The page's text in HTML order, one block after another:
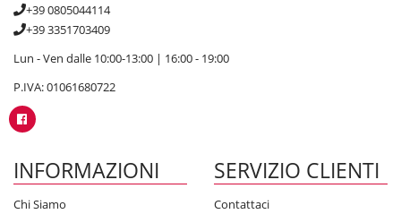
+39 0805044114
+39 3351703409
Lun - Ven dalle 10:00-13:00 | 16:00 - 19:00
P.IVA: 01061680722
INFORMAZIONI
Chi Siamo
SERVIZIO CLIENTI
Contattaci